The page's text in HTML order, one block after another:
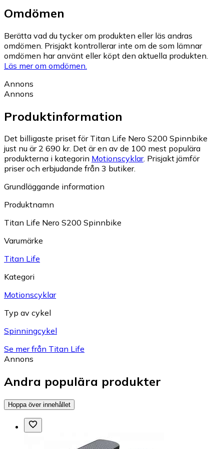
Omdömen
Berätta vad du tycker om produkten eller läs andras
omdömen. Prisjakt kontrollerar inte om de som lämnar
omdömen har använt eller köpt den aktuella produkten.
Läs mer om omdömen.
Annons
Annons
Produktinformation
Det billigaste priset för Titan Life Nero S200 Spinnbike
just nu är 2 690 kr. Det är en av de 100 mest populära
produkterna i kategorin Motionscyklar. Prisjakt jämför
priser och erbjudande från 3 butiker.
Grundläggande information
Produktnamn
Titan Life Nero S200 Spinnbike
Varumärke
Titan Life
Kategori
Motionscyklar
Typ av cykel
Spinningcykel
Se mer från Titan Life
Annons
Andra populära produkter
Hoppa över innehållet